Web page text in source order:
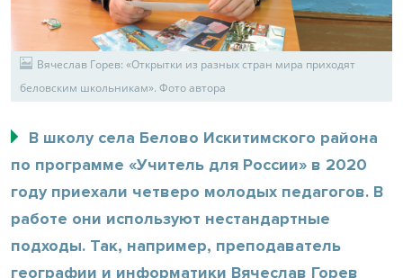
Вячеслав Горев: «Открытки из разных стран мира приходят
беловским школьникам». Фото автора
В школу села Белово Искитимского района
по программе «Учитель для России» в 2020
году приехали четверо молодых педагогов. В
работе они используют нестандартные
подходы. Так, например, преподаватель
географии и информатики Вячеслав Горев